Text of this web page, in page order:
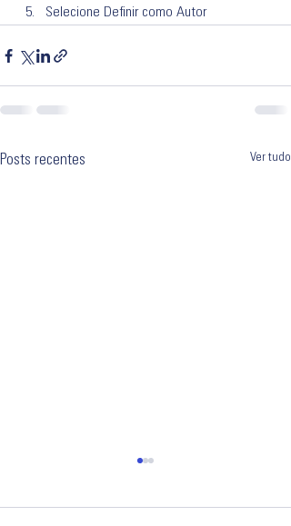
Selecione Definir como Autor
Posts recentes Ver tudo